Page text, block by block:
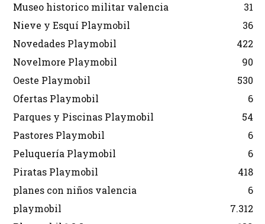
Museo historico militar valencia
31
Nieve y Esquí Playmobil
36
Novedades Playmobil
422
Novelmore Playmobil
90
Oeste Playmobil
530
Ofertas Playmobil
6
Parques y Piscinas Playmobil
54
Pastores Playmobil
6
Peluquería Playmobil
6
Piratas Playmobil
418
planes con niños valencia
6
playmobil
7.312